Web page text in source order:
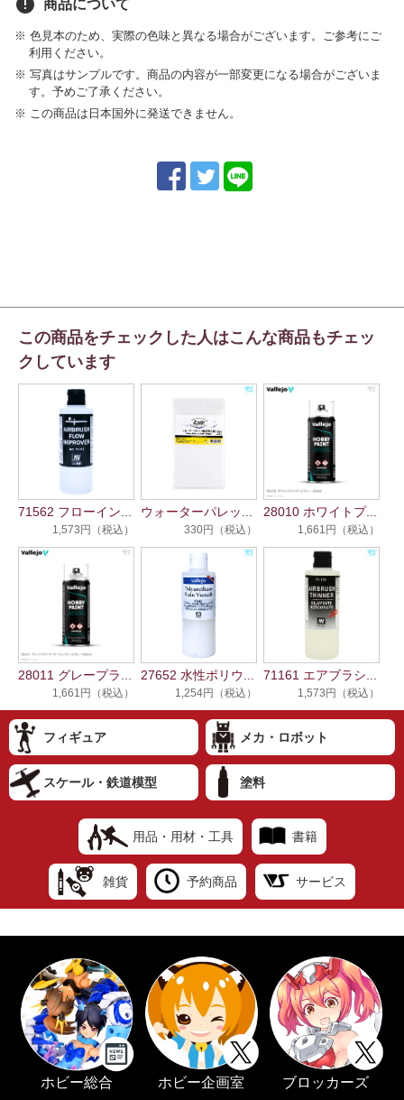
error 商品について
※ 色見本のため、実際の色味と異なる場合がございます。ご参考にご
利用ください。
※ 写真はサンプルです。商品の内容が一部変更になる場合がございま
す。予めご了承ください。
※ この商品は日本国外に発送できません。
この商品をチェックした人はこんな商品もチェッ
クしています
71562 フローイン...
1,573円（税込）
ウォーターパレッ...
330円（税込）
28010 ホワイトプ...
1,661円（税込）
28011 グレープラ...
1,661円（税込）
27652 水性ポリウ...
1,254円（税込）
71161 エアブラシ...
1,573円（税込）
フィギュア メカ・ロボット
スケール・鉄道模型 塗料
用品・用材・工具 書籍
雑貨 予約商品 サービス
ホビー総合 ホビー企画室 ブロッカーズ